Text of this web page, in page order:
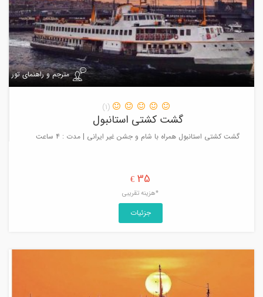
مترجم و راهنمای تور
(1)
گشت کشتی استانبول
گشت کشتی استانبول همراه با شام و جشن غیر ایرانی | مدت : ۴ ساعت
35
€
*هزینه تقریبی
جزئیات